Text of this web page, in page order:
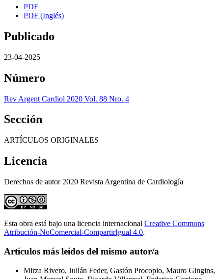
PDF
PDF (Inglés)
Publicado
23-04-2025
Número
Rev Argent Cardiol 2020 Vol. 88 Nro. 4
Sección
ARTÍCULOS ORIGINALES
Licencia
Derechos de autor 2020 Revista Argentina de Cardiología
Esta obra está bajo una licencia internacional Creative Commons
Atribución-NoComercial-CompartirIgual 4.0.
Artículos más leídos del mismo autor/a
Mirza Rivero, Julián Feder, Gastón Procopio, Mauro Gingins,